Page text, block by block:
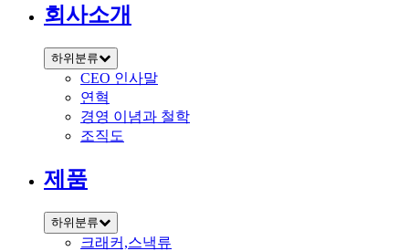
회사소개
하위분류
CEO 인사말
연혁
경영 이념과 철학
조직도
제품
하위분류
크래커,스낵류